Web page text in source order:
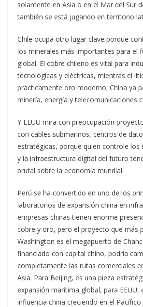
solamente en Asia o en el Mar del Sur
también se está jugando en territorio
Chile ocupa otro lugar clave porque
los minerales más importantes para el
global. El cobre chileno es vital para
tecnológicas y eléctricas, mientras el
prácticamente oro moderno; China ya
minería, energía y telecomunicaciones
Y EEUU mira con preocupación
con cables submarinos, centros de
estratégicas, porque quien controle los
y la infraestructura digital del futuro
brutal sobre la economía mundial.
Perú se ha convertido en uno de los
laboratorios de expansión china en
empresas chinas tienen enorme
cobre y oro, pero el proyecto que más
Washington es el megapuerto de
financiado con capital chino, podría
completamente las rutas comerciales
Asia. Para Beijing, es una pieza
expansión marítima global, para
influencia china creciendo en el